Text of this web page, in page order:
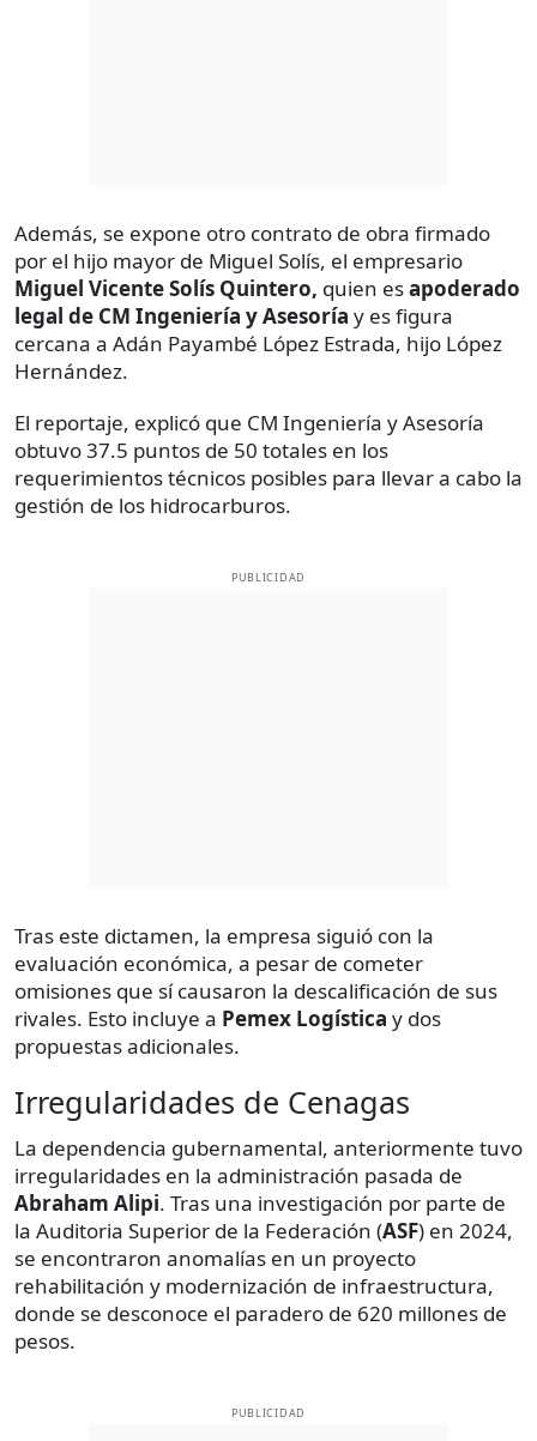
Además, se expone otro contrato de obra firmado
por el hijo mayor de Miguel Solís, el empresario
Miguel Vicente Solís Quintero, quien esapoderado
legal de CM Ingeniería y Asesoría y es figura
cercana a Adán Payambé López Estrada, hijo López
Hernández.
El reportaje, explicó que CM Ingeniería y Asesoría
obtuvo 37.5 puntos de 50 totales en los
requerimientos técnicos posibles para llevar a cabo la
gestión de los hidrocarburos.
PUBLICIDAD
Tras este dictamen, la empresa siguió con la
evaluación económica, a pesar de cometer
omisiones que sí causaron la descalificación de sus
rivales. Esto incluye a Pemex Logística y dos
propuestas adicionales.
Irregularidades de Cenagas
La dependencia gubernamental, anteriormente tuvo
irregularidades en la administración pasada de
Abraham Alipi. Tras una investigación por parte de
la Auditoria Superior de la Federación (ASF) en 2024,
se encontraron anomalías en un proyecto
rehabilitación y modernización de infraestructura,
donde se desconoce el paradero de 620 millones de
pesos.
PUBLICIDAD